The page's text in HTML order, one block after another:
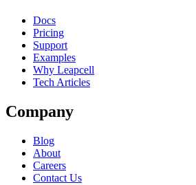
Docs
Pricing
Support
Examples
Why Leapcell
Tech Articles
Company
Blog
About
Careers
Contact Us